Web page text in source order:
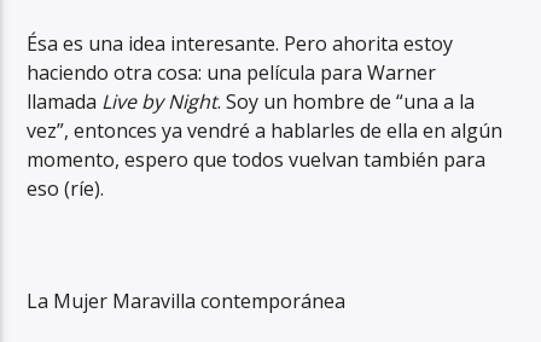
Ésa es una idea interesante. Pero ahorita estoy
haciendo otra cosa: una película para Warner
llamada Live by Night. Soy un hombre de “una a la
vez”, entonces ya vendré a hablarles de ella en algún
momento, espero que todos vuelvan también para
eso (ríe).
La Mujer Maravilla contemporánea